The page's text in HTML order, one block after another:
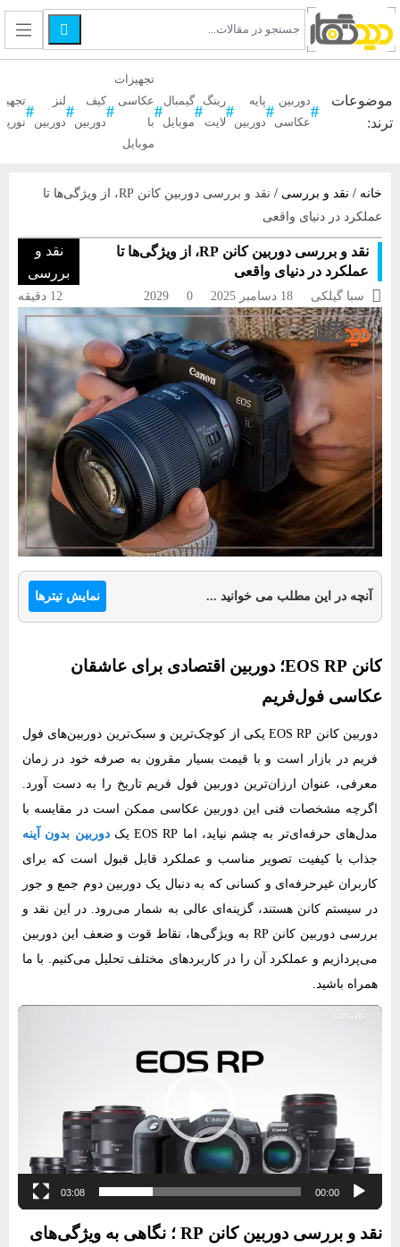

موضوعات
ترند:
دوربین
عکاسی
پایه
دوربین
رینگ
لایت
گیمبال
موبایل
تجهیزات
عکاسی
با
موبایل
کیف
دوربین
لنز
دوربین
خانه / نقد و بررسی /
نقد و بررسی دوربین کانن RP، از ویژگی‌ها تا
عملکرد در دنیای واقعی
نقد و بررسی دوربین کانن RP، از ویژگی‌ها تا
عملکرد در دنیای واقعی
نقد و
بررسی
 سبا گیلکی 18 دسامبر 2025 0
2029 12 دقیقه
آنچه در این مطلب می خوانید ... نمایش تیترها
کانن EOS RP؛ دوربین اقتصادی برای عاشقان
عکاسی فول‌فریم
دوربین کانن EOS RP یکی از کوچک‌ترین و سبک‌ترین دوربین‌های فول
فریم در بازار است و با قیمت بسیار مقرون به صرفه خود در زمان
معرفی، عنوان ارزان‌ترین دوربین فول فریم تاریخ را به دست آورد.
اگرچه مشخصات فنی این دوربین عکاسی ممکن است در مقایسه با
مدل‌های حرفه‌ای‌تر به چشم نیاید، اما EOS RP یک
دوربین بدون آینه
جذاب با کیفیت تصویر مناسب و عملکرد قابل قبول است که برای
کاربران غیرحرفه‌ای و کسانی که به دنبال یک دوربین دوم جمع و جور
در سیستم کانن هستند، گزینه‌ای عالی به شمار می‌رود. در این نقد و
بررسی دوربین کانن RP به ویژگی‌ها، نقاط قوت و ضعف این دوربین
می‌پردازیم و عملکرد آن را در کاربردهای مختلف تحلیل می‌کنیم. با ما
همراه باشید.
00:00
03:08
نقد و بررسی دوربین کانن RP ؛ نگاهی به ویژگی‌های